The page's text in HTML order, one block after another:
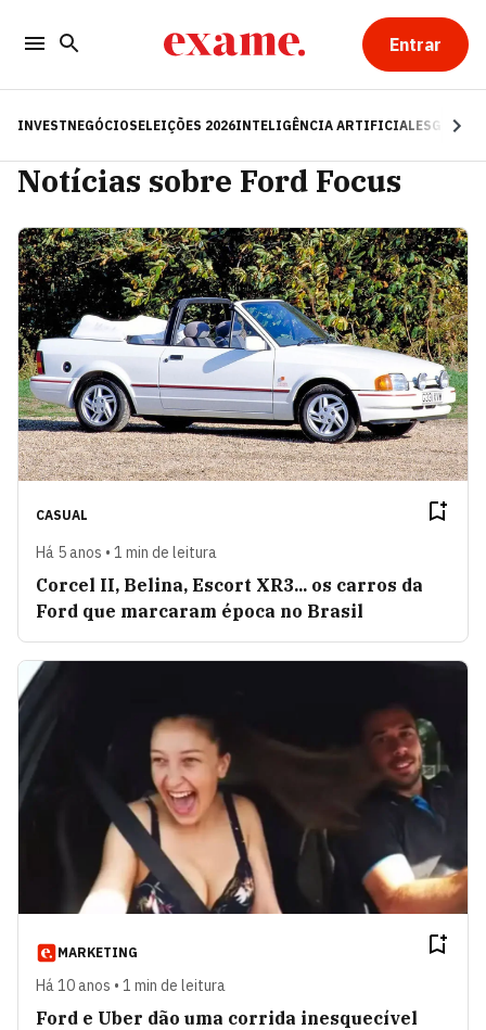
Entrar
INVESTNEGÓCIOSELEIÇÕES 2026INTELIGÊNCIA ARTIFICIALESG
Notícias sobre Ford Focus
CASUAL
Há 5 anos • 1 min de leitura
Corcel II, Belina, Escort XR3... os carros da
Ford que marcaram época no Brasil
MARKETING
Há 10 anos • 1 min de leitura
Ford e Uber dão uma corrida inesquecível